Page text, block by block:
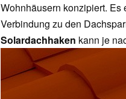
Wohnhäusern konzipiert.
Verbindung zu den
Solardachhaken kann je